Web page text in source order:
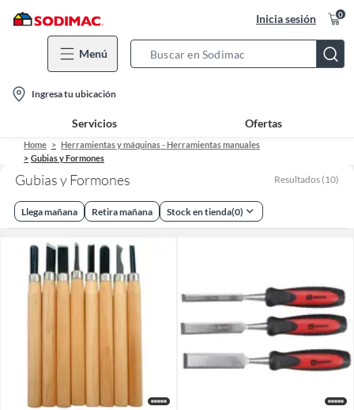
Inicia sesión 0
Menú
Bar
location-
icon
Ingresa tu ubicación
Servicios Ofertas
Home
Herramientas y máquinas - Herramientas manuales
Gubias y Formones
Gubias y Formones Resultados (10)
Llega mañana Retira mañana Stock en tienda(0)